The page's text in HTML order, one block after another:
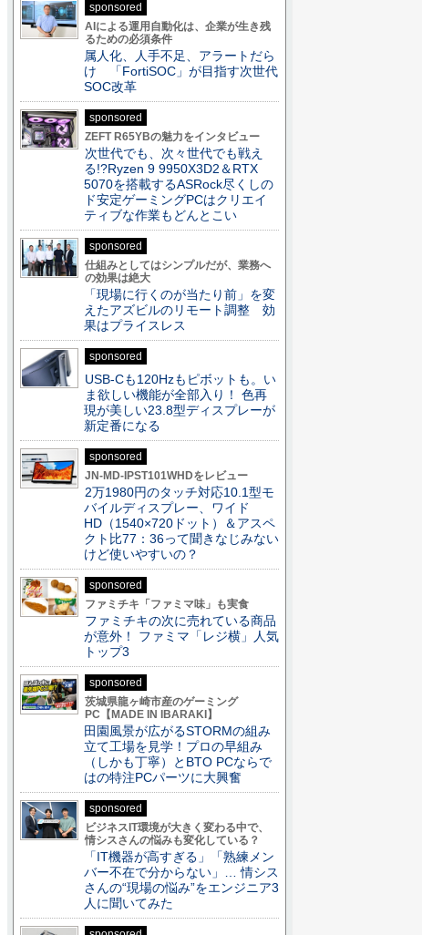
sponsored
AIによる運用自動化は、企業が生き残
るための必須条件
属人化、人手不足、アラートだら
け 「FortiSOC」が目指す次世代
SOC改革
sponsored
ZEFT R65YBの魅力をインタビュー
次世代でも、次々世代でも戦え
る!?Ryzen 9 9950X3D2＆RTX
5070を搭載するASRock尽くしの
ド安定ゲーミングPCはクリエイ
ティブな作業もどんとこい
sponsored
仕組みとしてはシンプルだが、業務へ
の効果は絶大
「現場に行くのが当たり前」を変
えたアズビルのリモート調整 効
果はプライスレス
sponsored
USB-Cも120Hzもピボットも。い
ま欲しい機能が全部入り！ 色再
現が美しい23.8型ディスプレーが
新定番になる
sponsored
JN-MD-IPST101WHDをレビュー
2万1980円のタッチ対応10.1型モ
バイルディスプレー、ワイド
HD（1540×720ドット）＆アスペ
クト比77：36って聞きなじみない
けど使いやすいの？
sponsored
ファミチキ「ファミマ味」も実食
ファミチキの次に売れている商品
が意外！ ファミマ「レジ横」人気
トップ3
sponsored
茨城県龍ヶ崎市産のゲーミング
PC【MADE IN IBARAKI】
田園風景が広がるSTORMの組み
立て工場を見学！プロの早組み
（しかも丁寧）とBTO PCならで
はの特注PCパーツに大興奮
sponsored
ビジネスIT環境が大きく変わる中で、
情シスさんの悩みも変化している？
「IT機器が高すぎる」「熟練メン
バー不在で分からない」… 情シス
さんの“現場の悩み”をエンジニア3
人に聞いてみた